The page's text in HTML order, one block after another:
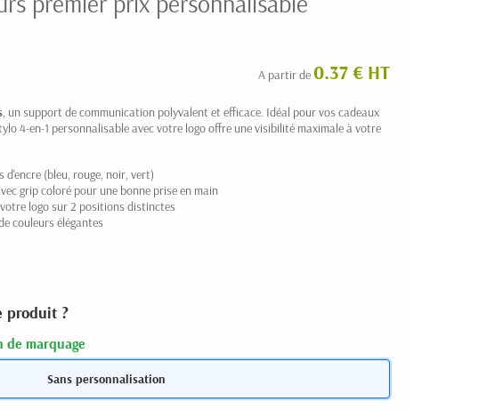
A partir de 0.37 € HT
, un support de communication polyvalent et efficace. Idéal pour vos cadeaux
4-en-1 personnalisable avec votre logo offre une visibilité maximale à votre
(bleu, rouge, noir, vert)
grip coloré pour une bonne prise en main
logo sur 2 positions distinctes
couleurs élégantes
produit ?
de marquage
Sans personnalisation